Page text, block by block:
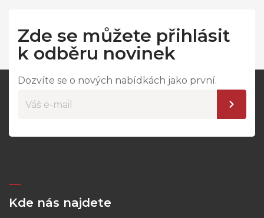
Zde se můžete přihlásit
k odběru novinek
Dozvíte se o nových nabídkách jako první.
Kde nás najdete